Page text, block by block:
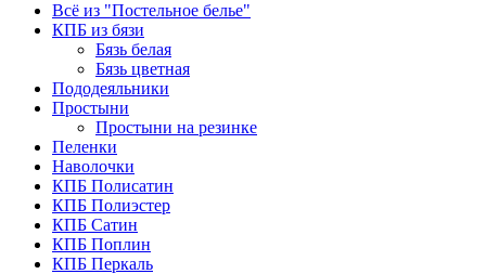
Всё из "Постельное белье"
КПБ из бязи
Бязь белая
Бязь цветная
Пододеяльники
Простыни
Простыни на резинке
Пеленки
Наволочки
КПБ Полисатин
КПБ Полиэстер
КПБ Сатин
КПБ Поплин
КПБ Перкаль